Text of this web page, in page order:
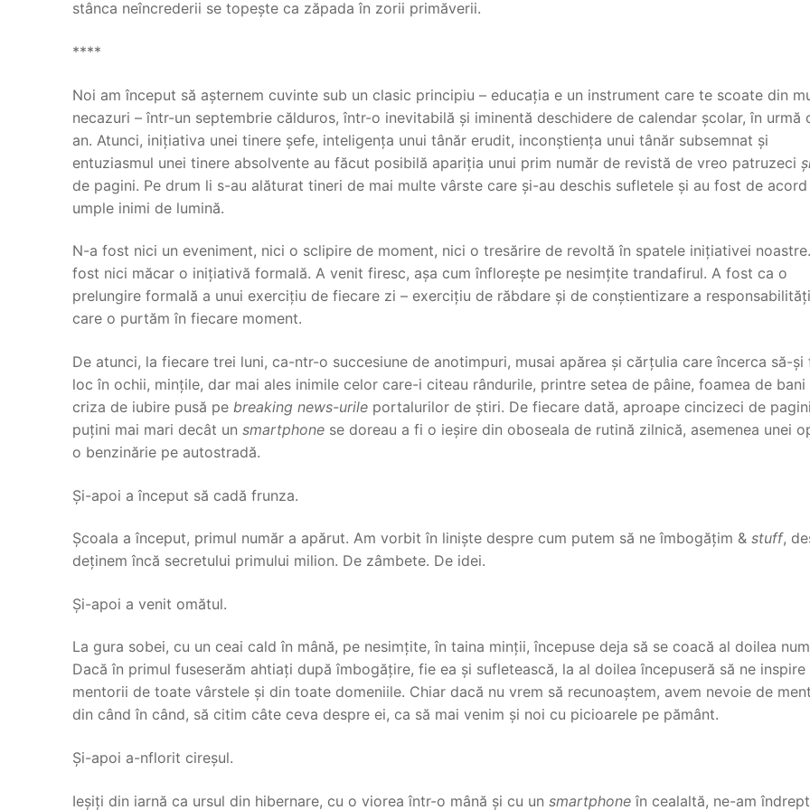
stânca neîncrederii se topește ca zăpada în zorii primăverii.
****
Noi am început să așternem cuvinte sub un clasic principiu – educația e un instrument care te scoate din
necazuri – într-un septembrie călduros, într-o inevitabilă și iminentă deschidere de calendar școlar, în urmă
an. Atunci, inițiativa unei tinere șefe, inteligența unui tânăr erudit, inconștiența unui tânăr subsemnat și
entuziasmul unei tinere absolvente au făcut posibilă apariția unui prim număr de revistă de vreo patruzeci
de pagini. Pe drum li s-au alăturat tineri de mai multe vârste care și-au deschis sufletele și au fost de acord
umple inimi de lumină.
N-a fost nici un eveniment, nici o sclipire de moment, nici o tresărire de revoltă în spatele inițiativei
fost nici măcar o inițiativă formală. A venit firesc, așa cum înflorește pe nesimțite trandafirul. A fost ca o
prelungire formală a unui exercițiu de fiecare zi – exercițiu de răbdare și de conștientizare a
care o purtăm în fiecare moment.
De atunci, la fiecare trei luni, ca-ntr-o succesiune de anotimpuri, musai apărea și cărțulia care încerca să-și
loc în ochii, mințile, dar mai ales inimile celor care-i citeau rândurile, printre setea de pâine, foamea de bani
criza de iubire pusă pe breaking news-urile portalurilor de știri. De fiecare dată, aproape cincizeci de
puțini mai mari decât un smartphone se doreau a fi o ieșire din oboseala de rutină zilnică, asemenea unei
o benzinărie pe autostradă.
Și-apoi a început să cadă frunza.
Școala a început, primul număr a apărut. Am vorbit în liniște despre cum putem să ne îmbogățim & stuff,
deținem încă secretului primului milion. De zâmbete. De idei.
Și-apoi a venit omătul.
La gura sobei, cu un ceai cald în mână, pe nesimțite, în taina minții, începuse deja să se coacă al doilea
Dacă în primul fuseserăm ahtiați după îmbogățire, fie ea și sufletească, la al doilea începuseră să ne inspire
mentorii de toate vârstele și din toate domeniile. Chiar dacă nu vrem să recunoaștem, avem nevoie de
din când în când, să citim câte ceva despre ei, ca să mai venim și noi cu picioarele pe pământ.
Și-apoi a-nflorit cireșul.
Ieșiți din iarnă ca ursul din hibernare, cu o viorea într-o mână și cu un smartphone în cealaltă, ne-am